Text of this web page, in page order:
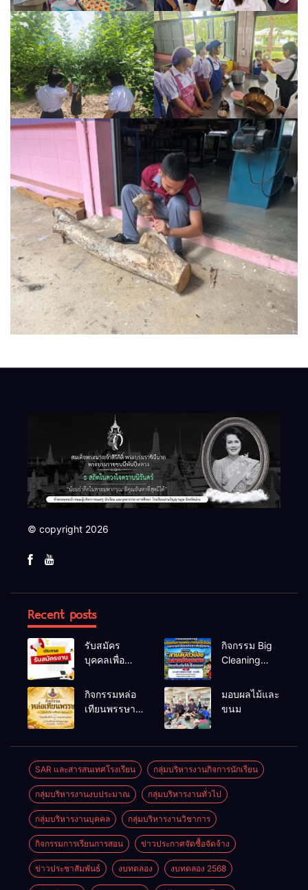
© copyright 2026
Recent posts
รับสมัคร
บุคคลเพื่อ
เลือกสรรเป็น
พนักงาน
กิจกรรม Big
Cleaning
ป้องกันโรคไข้
กิจกรรมหล่อ
เทียนพรรษา
มอบผลไม้และ
ขนม
SAR และสารสนเทศโรงเรียน กลุ่มบริหารงานกิจการนักเรียน
กลุ่มบริหารงานงบประมาณ กลุ่มบริหารงานทั่วไป
กลุ่มบริหารงานบุคคล กลุ่มบริหารงานวิชาการ
กิจกรรมการเรียนการสอน ข่าวประกาศจัดซื้อจัดจ้าง
ข่าวประชาสัมพันธ์ งบทดลอง งบทดลอง 2568